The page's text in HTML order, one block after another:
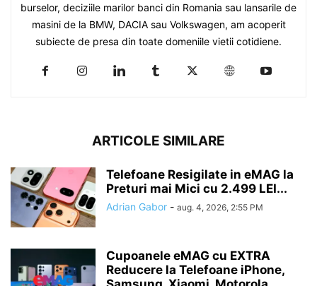
burselor, deciziile marilor banci din Romania sau lansarile de
masini de la BMW, DACIA sau Volkswagen, am acoperit
subiecte de presa din toate domeniile vietii cotidiene.
ARTICOLE SIMILARE
Telefoane Resigilate in eMAG la
Preturi mai Mici cu 2.499 LEI...
Adrian Gabor - aug. 4, 2026, 2:55 PM
Cupoanele eMAG cu EXTRA
Reducere la Telefoane iPhone,